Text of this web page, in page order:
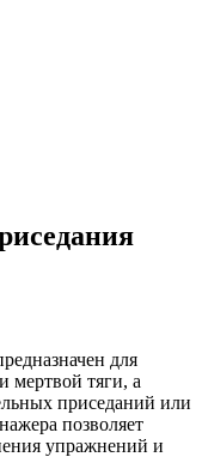
для
мертвой тяги, а
приседаний или
позволяет
упражнений и